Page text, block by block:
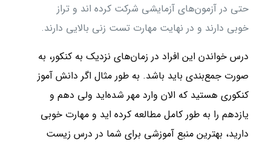
حتی در آزمون‌های آزمایشی شرکت کرده اند و تراز
خوبی دارند و در نهایت مهارت تست زنی بالایی دارند.
درس خواندن این افراد در زمان‌های نزدیک به کنکور، به
صورت جمع‌بندی باید باشد. به طور مثال اگر دانش آموز
کنکوری هستید که الان وارد مهر شده‌اید ولی دهم و
یازدهم را به طور کامل مطالعه کرده اید و مهارت خوبی
دارید، بهترین منبع آموزشی برای شما در درس زیست